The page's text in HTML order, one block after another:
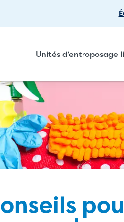
Unités d’entroposage